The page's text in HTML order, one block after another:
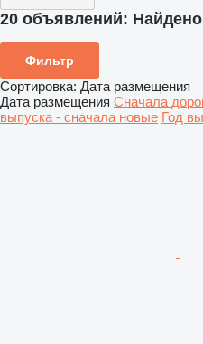
20 объявлений: Найдено
Фильтр
Сортировка: Дата размещения
Дата размещения Сначала
выпуска - сначала новые Год